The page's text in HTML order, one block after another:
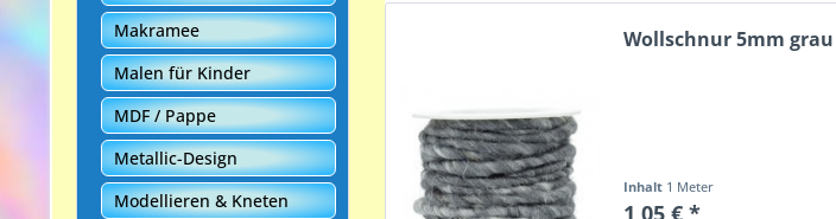
Makramee
Malen für Kinder
MDF / Pappe
Metallic-Design
Modellieren & Kneten
Wollschnur 5mm grau
Inhalt 1 Meter